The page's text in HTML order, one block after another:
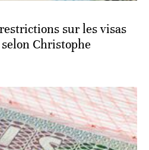
sur les visas
Christophe